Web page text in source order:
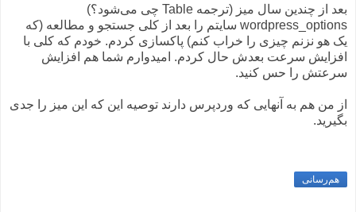
بعد از چندین سال میز (ترجمه Table چی می‌شود؟)
wordpress_options سایتم را بعد از کلی جستجو و مطالعه (که
یک هو نزنم چیزی را خراب کنم) پاکسازی کردم. خودم که کلی با
افزایش سرعت بعدش حال کردم. امیدوارم شما هم افزایش
سرعتش را حس کنید.
از من هم به آنهایی که وردپرس دارند توصیه این که این میز را جدی
بگیرید.
هم‌رسانی